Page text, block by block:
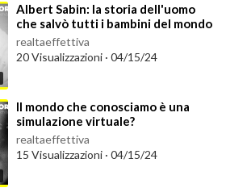
⁣Albert Sabin: la storia dell'uomo
che salvò tutti i bambini del mondo
realtaeffettiva
20 Visualizzazioni · 04/15/24
⁣Il mondo che conosciamo è una
simulazione virtuale?
realtaeffettiva
15 Visualizzazioni · 04/15/24